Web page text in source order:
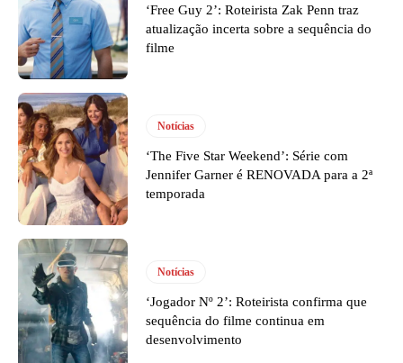
‘Free Guy 2’: Roteirista Zak Penn traz
atualização incerta sobre a sequência do
filme
Notícias
‘The Five Star Weekend’: Série com
Jennifer Garner é RENOVADA para a 2ª
temporada
Notícias
‘Jogador Nº 2’: Roteirista confirma que
sequência do filme continua em
desenvolvimento